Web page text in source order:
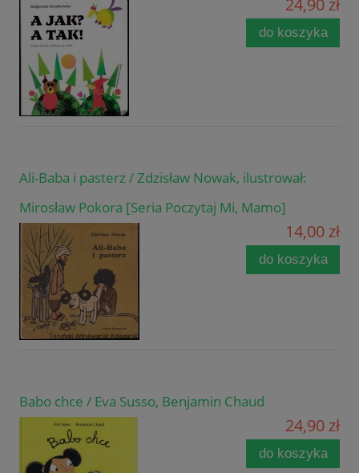
24,90 zł
do koszyka
Ali-Baba i pasterz / Zdzisław Nowak, ilustrował:
Mirosław Pokora [Seria Poczytaj Mi, Mamo]
14,00 zł
do koszyka
Babo chce / Eva Susso, Benjamin Chaud
24,90 zł
do koszyka